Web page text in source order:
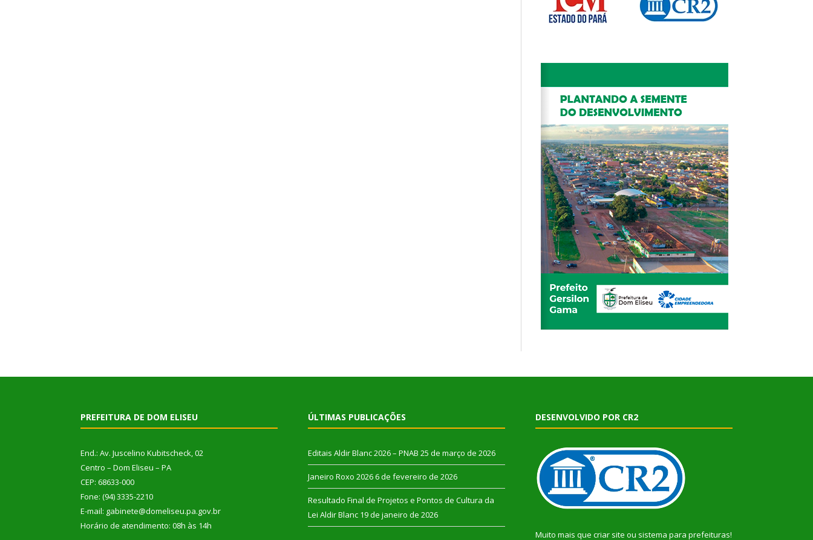
PREFEITURA DE DOM ELISEU
End.: Av. Juscelino Kubitscheck, 02
Centro – Dom Eliseu – PA
CEP: 68633-000
Fone: (94) 3335-2210
E-mail: gabinete@domeliseu.pa.gov.br
Horário de atendimento: 08h às 14h
ÚLTIMAS PUBLICAÇÕES
Editais Aldir Blanc 2026 – PNAB 25 de março de 2026
Janeiro Roxo 2026 6 de fevereiro de 2026
Resultado Final de Projetos e Pontos de Cultura da
Lei Aldir Blanc 19 de janeiro de 2026
DESENVOLVIDO POR CR2
Muito mais que criar site ou sistema para prefeituras!